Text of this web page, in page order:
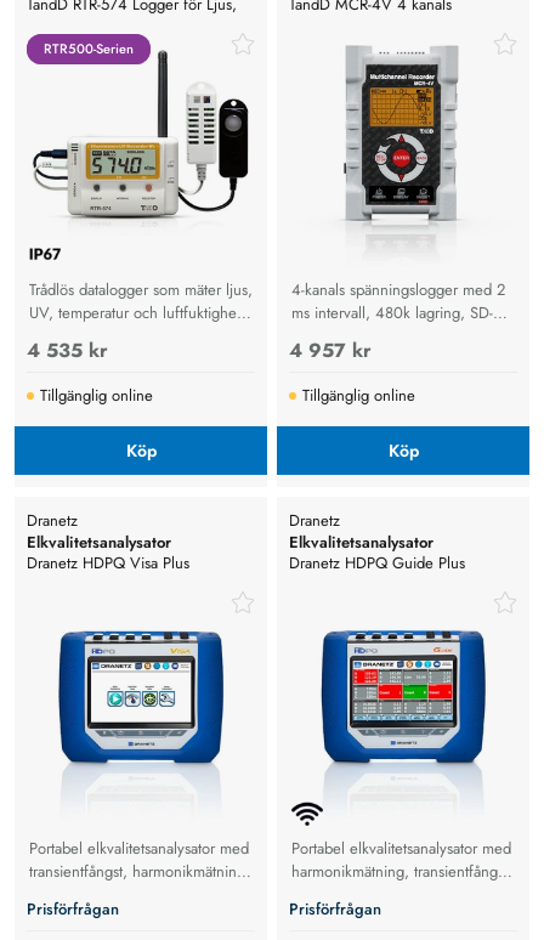
RTR500-Serien
RTR500-Serien
Trådlös datalogger som mäter ljus,
UV, temperatur och luftfuktighet
med molnlagring för museer,
arkiv och industri.
4 535 kr
Tillgänglig online
Köp
4-kanals spänningslogger med 2
ms intervall, 480k lagring, SD-
kort, USB, touchpanel och
möjlighet till 16 kanaler.
4 957 kr
Tillgänglig online
Köp
Dranetz
Elkvalitetsanalysator
Dranetz HDPQ Visa Plus
Portabel elkvalitetsanalysator med
transientfångst, harmonikmätning,
via Ethernet.
Prisförfrågan
Dranetz
Elkvalitetsanalysator
Dranetz HDPQ Guide Plus
Portabel elkvalitetsanalysator med
harmonikmätning, transientfångst,
via Wi-Fi/Ethernet.
Prisförfrågan